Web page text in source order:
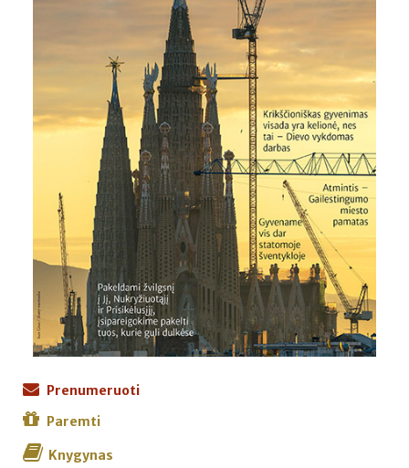
Prenumeruoti
Paremti
Knygynas